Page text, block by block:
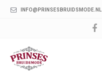
INFO@PRINSESBRUIDSMODE.NL